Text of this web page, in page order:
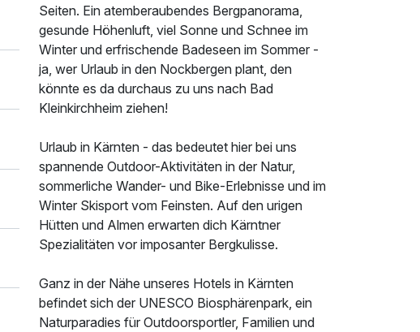
Seiten. Ein atemberaubendes Bergpanorama,
gesunde Höhenluft, viel Sonne und Schnee im
Winter und erfrischende Badeseen im Sommer -
ja, wer Urlaub in den Nockbergen plant, den
könnte es da durchaus zu uns nach Bad
Kleinkirchheim ziehen!
Urlaub in Kärnten - das bedeutet hier bei uns
spannende Outdoor-Aktivitäten in der Natur,
sommerliche Wander- und Bike-Erlebnisse und im
Winter Skisport vom Feinsten. Auf den urigen
Hütten und Almen erwarten dich Kärntner
Spezialitäten vor imposanter Bergkulisse.
Ganz in der Nähe unseres Hotels in Kärnten
befindet sich der UNESCO Biosphärenpark, ein
Naturparadies für Outdoorsportler, Familien und